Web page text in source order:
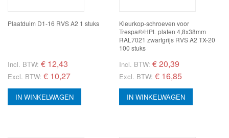
Plaatduim D1-16 RVS A2 1 stuks
Incl. BTW: € 12,43
Excl. BTW: € 10,27
IN WINKELWAGEN
Kleurkop-schroeven voor
Trespa®/HPL platen 4,8x38mm
RAL7021 zwartgrijs RVS A2 TX-20
100 stuks
Incl. BTW: €20,39
Excl. BTW: € 16,85
IN WINKELWAGEN